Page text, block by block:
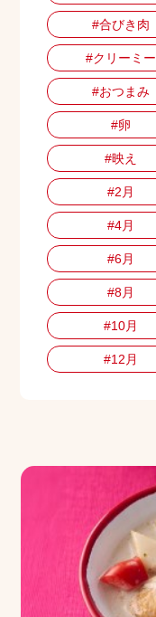
#合びき肉
#クリーミー
#おつまみ
#卵
#映え
#2月
#4月
#6月
#8月
#10月
#12月